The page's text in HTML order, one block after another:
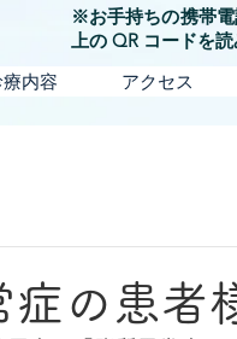
※お手持ちの携帯
上の QR コードを読
内容 アクセス
症の患者